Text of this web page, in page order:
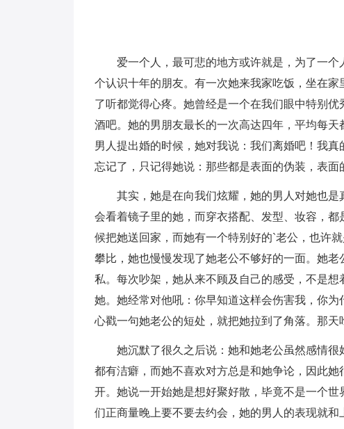
爱一个人，最可悲的地方或许就是，为了一
个认识十年的朋友。有一次她来我家吃饭，坐在
了听都觉得心疼。她曾经是一个在我们眼中特别
酒吧。她的男朋友最长的一次高达四年，平均每
男人提出婚的时候，她对我说：我们离婚吧！我
忘记了，只记得她说：那些都是表面的伪装，表面
其实，她是在向我们炫耀，她的男人对她也
会看着镜子里的她，而穿衣搭配、发型、妆容，
候把她送回家，而她有一个特别好的`老公，也许
攀比，她也慢慢发现了她老公不够好的一面。她
私。每次吵架，她从来不顾及自己的感受，不是
她。她经常对他吼：你早知道这样会伤害我，你
心戳一句她老公的短处，就把她拉到了角落。那天
她沉默了很久之后说：她和她老公虽然感情
都有洁癖，而她不喜欢对方总是和她争论，因此
开。她说一开始她是想好聚好散，毕竟不是一个
们正商量晚上要不要去约会，她的男人的表现就和